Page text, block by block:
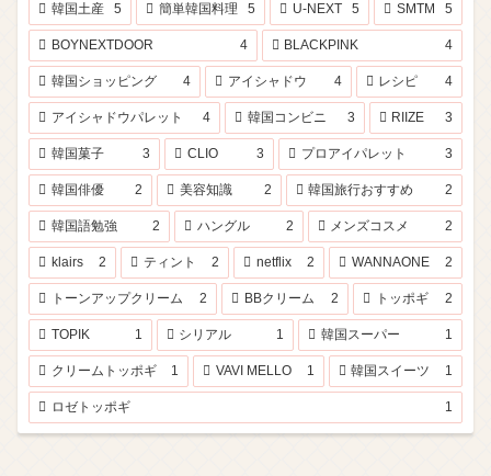
韓国土産 5 簡単韓国料理 5 U-NEXT 5 SMTM 5
BOYNEXTDOOR 4 BLACKPINK 4
韓国ショッピング 4 アイシャドウ 4 レシピ 4
アイシャドウパレット 4 韓国コンビニ 3 RIIZE 3
韓国菓子 3 CLIO 3 プロアイパレット 3
韓国俳優 2 美容知識 2 韓国旅行おすすめ 2
韓国語勉強 2 ハングル 2 メンズコスメ 2
klairs 2 ティント 2 netflix 2 WANNAONE 2
トーンアップクリーム 2 BBクリーム 2 トッポギ 2
TOPIK 1 シリアル 1 韓国スーパー 1
クリームトッポギ 1 VAVI MELLO 1 韓国スイーツ 1
ロゼトッポギ 1